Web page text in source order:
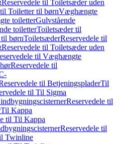
Reservedele til Toiletsæder uden
Toiletter til børnVæghængte
toiletterGulvstående
toiletterToiletsæder til
børnToiletsæderReservedele til
Reservedele til Toiletsæder uden
til Væghængte
Reservedele til
til BetjeningspladerTil
til Til Sigma
Reservedele til
Til Kappa
til Til Kappa
Reservedele til
Twinline